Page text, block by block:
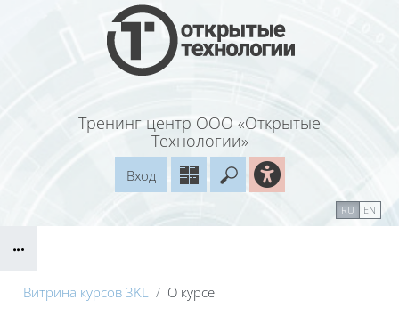
Перейти к основному содержанию
Тренинг центр ООО «Открытые
Технологии»
Введите ваш
Вход
RU EN
Витрина курсов 3KL О курсе